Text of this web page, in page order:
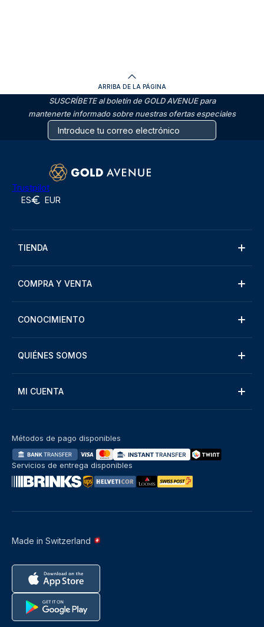
ARRIBA DE LA PÁGINA
SUSCRÍBETE al boletín de GOLD AVENUE para
mantenerte informado sobre nuestras ofertas especiales
Trustpilot
ES EUR
TIENDA
COMPRA Y VENTA
CONOCIMIENTO
QUIÉNES SOMOS
MI CUENTA
Made in Switzerland
Métodos de pago disponibles
Servicios de entrega disponibles